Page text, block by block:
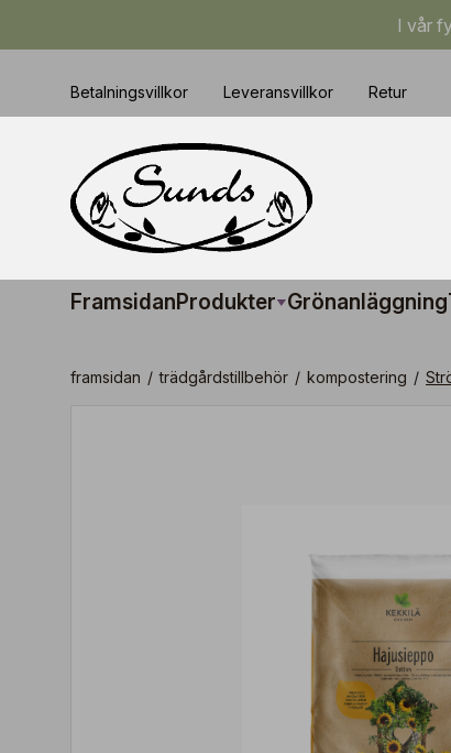
I vår
Betalningsvillkor Leveransvillkor Retur
FramsidanProdukter Grönanläggning
framsidan / trädgårdstillbehör / kompostering /